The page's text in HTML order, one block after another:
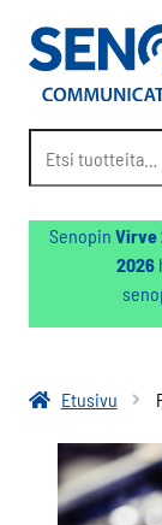
Senopin Virve
2026
Etusivu